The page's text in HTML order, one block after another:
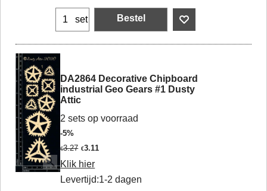
set Bestel
DA2864 Decorative Chipboard
industrial Geo Gears #1 Dusty
Attic
2 sets op voorraad
-5%
€3.27 €3.11
Klik hier
Levertijd:1-2 dagen